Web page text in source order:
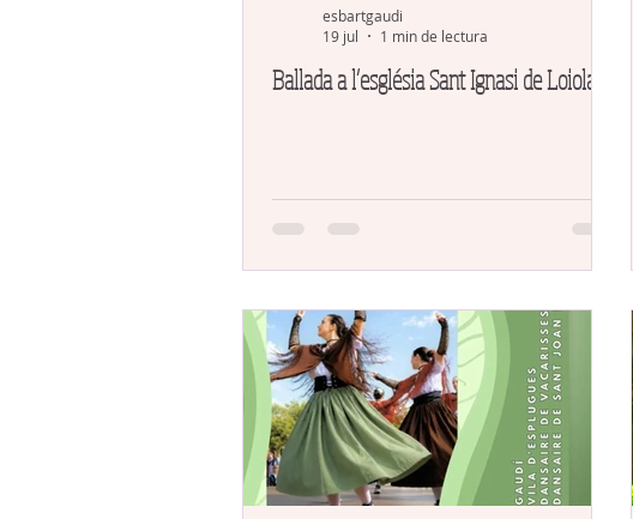
Ballada a l’església Sant Ignasi de Loiola
esbartgaudi
19 jul
1 min de lectura